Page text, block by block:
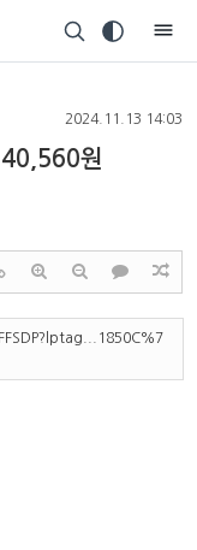
2024.11.13 14:03
40,560원
5
5